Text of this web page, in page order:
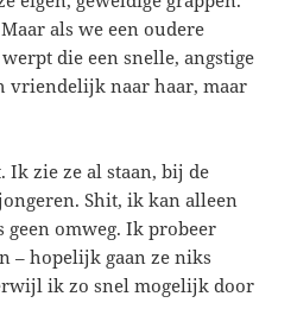
als we een oudere
die een snelle, angstige
vriendelijk naar haar, maar
Ik zie ze al staan, bij de
Shit, ik kan alleen
omweg. Ik probeer
– hopelijk gaan ze niks
ik zo snel mogelijk door